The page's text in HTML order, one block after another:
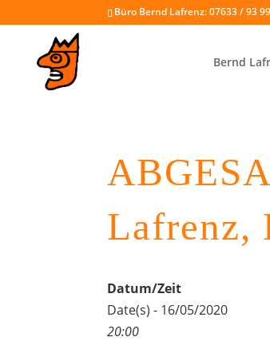
Büro Bernd Lafrenz: 07633 / 93
Bernd
Lafrenz,
Datum/Zeit
Date(s) - 16/05/2020
20:00